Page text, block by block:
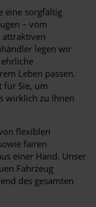
eine sorgfältig
– vom
attraktiven
legen wir
Leben passen.
für Sie, um
wirklich zu Ihnen
flexiblen
fairen
einer Hand. Unser
Fahrzeug
des gesamten